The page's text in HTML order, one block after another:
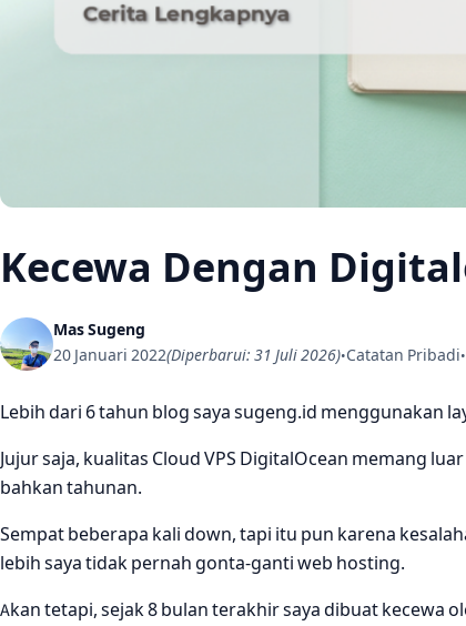
Kecewa Dengan
Mas Sugeng
20 Januari 2022(Diperbarui: 31 Juli 2026)•Catatan Pribadi•
Lebih dari 6 tahun blog saya sugeng.id menggunakan
Jujur saja, kualitas Cloud VPS DigitalOcean memang
bahkan tahunan.
Sempat beberapa kali down, tapi itu pun karena
lebih saya tidak pernah gonta-ganti web hosting.
Akan tetapi, sejak 8 bulan terakhir saya dibuat kecewa